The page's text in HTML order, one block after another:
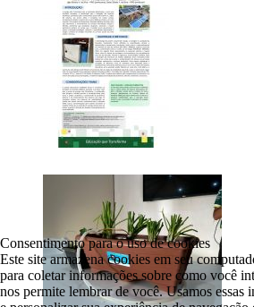
Consentimento para o uso de cookies
Este site armazena cookies em seu
para coletar informações sobre como você
nos permite lembrar de você. Usamos essas